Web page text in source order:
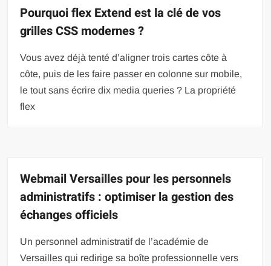
Pourquoi flex Extend est la clé de vos
grilles CSS modernes ?
Vous avez déjà tenté d’aligner trois cartes côte à
côte, puis de les faire passer en colonne sur mobile,
le tout sans écrire dix media queries ? La propriété
flex
Webmail Versailles pour les personnels
administratifs : optimiser la gestion des
échanges officiels
Un personnel administratif de l’académie de
Versailles qui redirige sa boîte professionnelle vers